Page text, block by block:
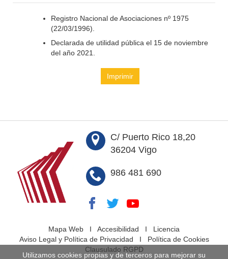
Registro Nacional de Asociaciones nº 1975
(22/03/1996).
Declarada de utilidad pública el 15 de noviembre
del año 2021.
Imprimir
C/ Puerto Rico 18,20
36204 Vigo
986 481 690
Mapa Web I Accesibilidad I Licencia
Aviso Legal y Política de Privacidad I Política de Cookies
Clausulado RGPD
Utilizamos cookies propias y de terceros para mejorar su